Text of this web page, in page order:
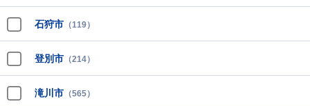
石狩市 （119）
登別市 （214）
滝川市 （565）